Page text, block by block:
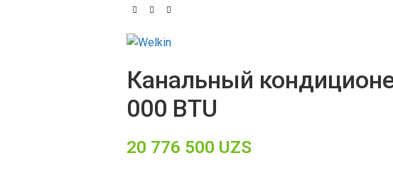
Канальный
000 BTU
20 776 500 UZS